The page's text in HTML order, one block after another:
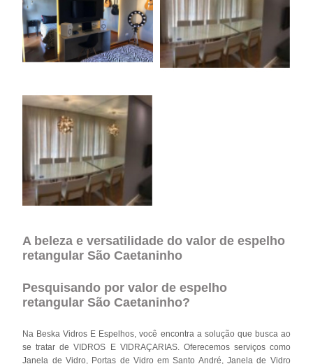
A beleza e versatilidade do valor de espelho
retangular São Caetaninho
Pesquisando por valor de espelho
retangular São Caetaninho?
Na Beska Vidros E Espelhos, você encontra a solução que busca ao
se tratar de VIDROS E VIDRAÇARIAS. Oferecemos serviços como
Janela de Vidro, Portas de Vidro em Santo André, Janela de Vidro